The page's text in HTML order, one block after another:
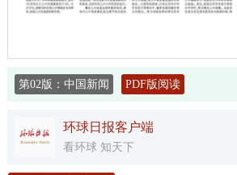
第02版：中国新闻 PDF版阅读
环球日报客户端
看环球 知天下